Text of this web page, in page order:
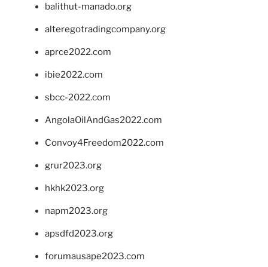
balithut-manado.org
alteregotradingcompany.org
aprce2022.com
ibie2022.com
sbcc-2022.com
AngolaOilAndGas2022.com
Convoy4Freedom2022.com
grur2023.org
hkhk2023.org
napm2023.org
apsdfd2023.org
forumausape2023.com